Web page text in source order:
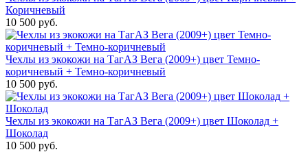
Коричневый
10 500 руб.
Чехлы из экокожи на ТагАЗ Вега (2009+) цвет Темно-
коричневый + Темно-коричневый
10 500 руб.
Чехлы из экокожи на ТагАЗ Вега (2009+) цвет Шоколад +
Шоколад
10 500 руб.